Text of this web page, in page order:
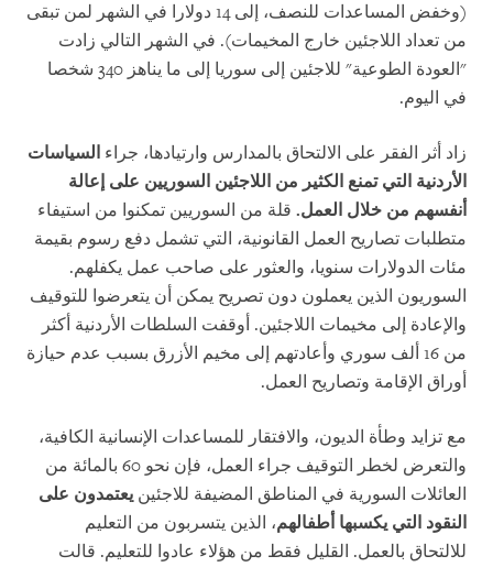
(وخفض المساعدات للنصف، إلى 14 دولارا في الشهر لمن تبقى
من تعداد اللاجئين خارج المخيمات). في الشهر التالي زادت
"العودة الطوعية" للاجئين إلى سوريا إلى ما يناهز 340 شخصا
في اليوم.
زاد أثر الفقر على الالتحاق بالمدارس وارتيادها، جراء السياسات
الأردنية التي تمنع الكثير من اللاجئين السوريين على إعالة
أنفسهم من خلال العمل. قلة من السوريين تمكنوا من استيفاء
متطلبات تصاريح العمل القانونية، التي تشمل دفع رسوم بقيمة
مئات الدولارات سنويا، والعثور على صاحب عمل يكفلهم.
السوريون الذين يعملون دون تصريح يمكن أن يتعرضوا للتوقيف
والإعادة إلى مخيمات اللاجئين. أوقفت السلطات الأردنية أكثر
من 16 ألف سوري وأعادتهم إلى مخيم الأزرق بسبب عدم حيازة
أوراق الإقامة وتصاريح العمل.
مع تزايد وطأة الديون، والافتقار للمساعدات الإنسانية الكافية،
والتعرض لخطر التوقيف جراء العمل، فإن نحو 60 بالمائة من
العائلات السورية في المناطق المضيفة للاجئين يعتمدون على
النقود التي يكسبها أطفالهم، الذين يتسربون من التعليم
للالتحاق بالعمل. القليل فقط من هؤلاء عادوا للتعليم. قالت